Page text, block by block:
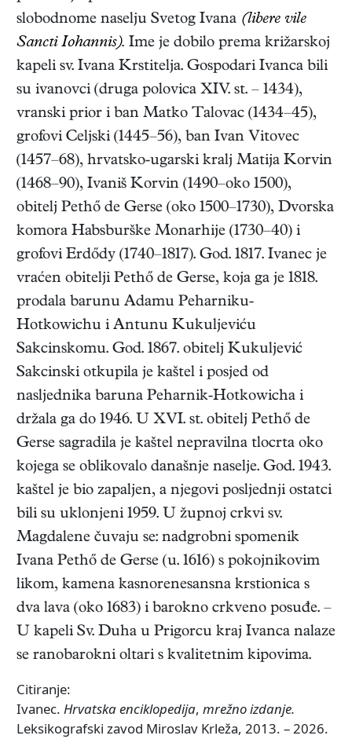
slobodnome naselju Svetog Ivana (libere vile
Sancti Iohannis). Ime je dobilo prema križarskoj
kapeli sv. Ivana Krstitelja. Gospodari Ivanca bili
su ivanovci (druga polovica XIV. st. – 1434),
vranski prior i ban Matko Talovac (1434–45),
grofovi Celjski (1445–56), ban Ivan Vitovec
(1457–68), hrvatsko-ugarski kralj Matija Korvin
(1468–90), Ivaniš Korvin (1490–oko 1500),
obitelj Pethő de Gerse (oko 1500–1730), Dvorska
komora Habsburške Monarhije (1730–40) i
grofovi Erdődy (1740–1817). God. 1817. Ivanec je
vraćen obitelji Pethő de Gerse, koja ga je 1818.
prodala barunu Adamu Peharniku-
Hotkowichu i Antunu Kukuljeviću
Sakcinskomu. God. 1867. obitelj Kukuljević
Sakcinski otkupila je kaštel i posjed od
nasljednika baruna Peharnik-Hotkowicha i
držala ga do 1946. U XVI. st. obitelj Pethő de
Gerse sagradila je kaštel nepravilna tlocrta oko
kojega se oblikovalo današnje naselje. God. 1943.
kaštel je bio zapaljen, a njegovi posljednji ostatci
bili su uklonjeni 1959. U župnoj crkvi sv.
Magdalene čuvaju se: nadgrobni spomenik
Ivana Pethő de Gerse (u. 1616) s pokojnikovim
likom, kamena kasnorenesansna krstionica s
dva lava (oko 1683) i barokno crkveno posuđe. –
U kapeli Sv. Duha u Prigorcu kraj Ivanca nalaze
se ranobarokni oltari s kvalitetnim kipovima.
Citiranje:
Ivanec. Hrvatska enciklopedija, mrežno izdanje.
Leksikografski zavod Miroslav Krleža, 2013. – 2026.